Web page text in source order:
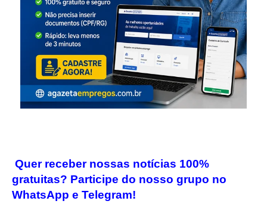
Quer receber nossas notícias 100%
gratuitas? Participe do nosso grupo no
WhatsApp e Telegram!